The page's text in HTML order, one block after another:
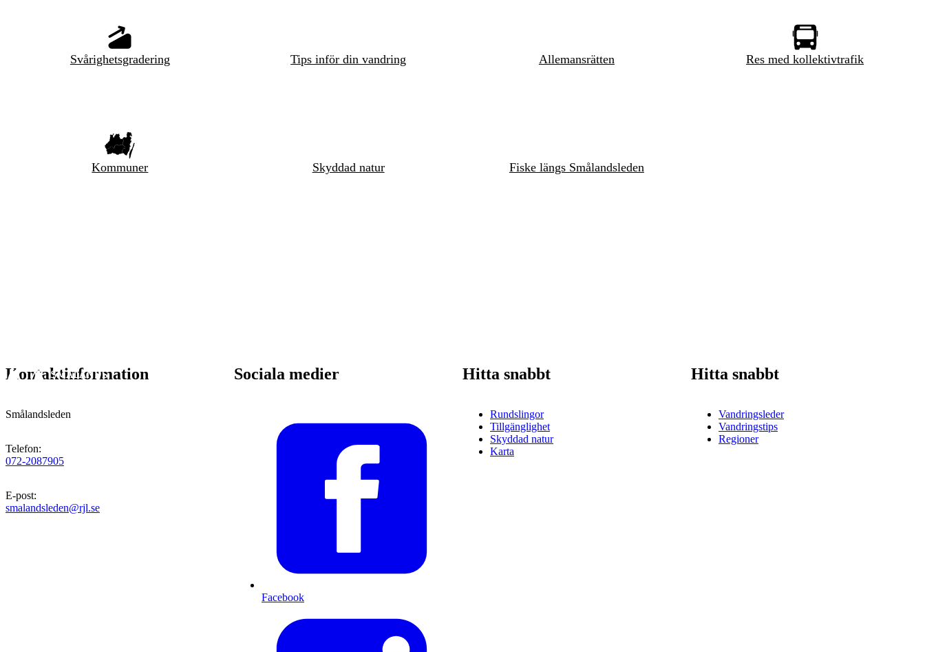
Svårighetsgradering Tips inför din vandring Allemansrätten Res med kollektivtrafik
Kommuner Skyddad natur Fiske längs Smålandsleden
Kontaktinformation
Smålandsleden
Telefon:
072-2087905
E-post:
smalandsleden@rjl.se
Sociala medier
Facebook
Hitta snabbt
Rundslingor
Tillgänglighet
Skyddad natur
Karta
Hitta snabbt
Vandringsleder
Vandringstips
Regioner